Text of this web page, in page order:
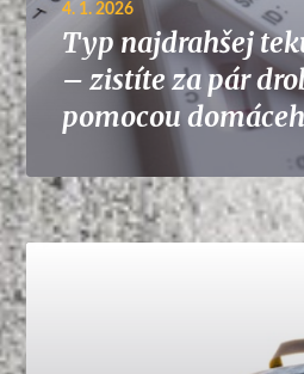
4. 1. 2026
Typ najdrahšej
– zistíte za pár
pomocou